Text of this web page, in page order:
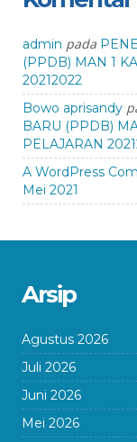
admin pada
(PPDB) MAN 1
20212022
Bowo aprisandy
BARU (PPDB)
PELAJARAN
A WordPress
Mei 2021
Arsip
Agustus 2026
Juli 2026
Juni 2026
Mei 2026